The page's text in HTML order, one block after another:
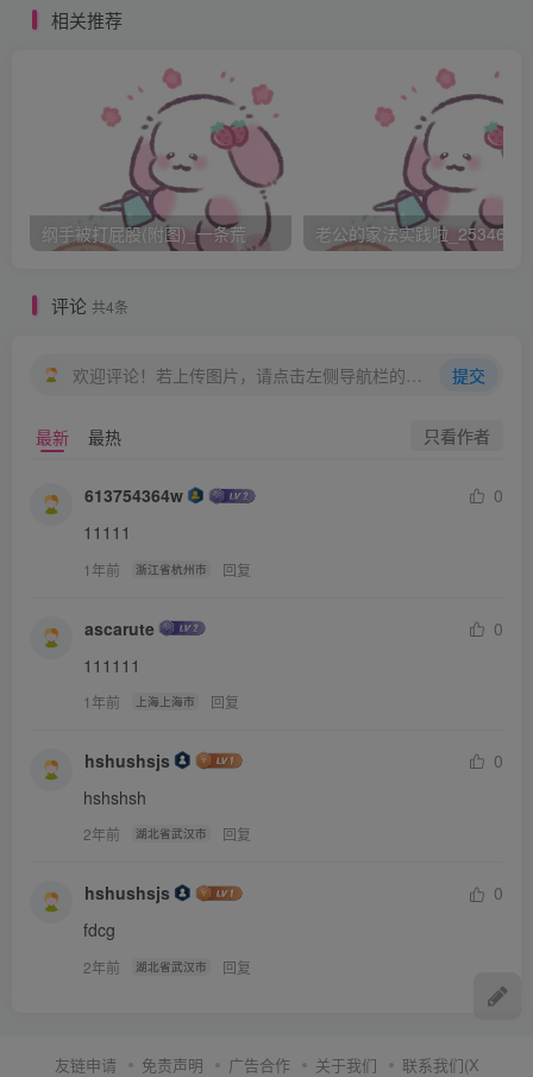
“打哪里？“老师接着大声问。
小君抬头看看那两个椅子，小声说：“打屁股吧“。
老师恩了声，眼睛看眼她们两个的下腰，一个穿牛仔裤，一
个黑色裙子，15，16岁的女孩子，身材苗条，臀部圆挺，娇
小。接着说道：“知道就自己把裤子拉下来吧，连着内裤阿“
“阿“小君和芳敏惊呼。什么？
另外一个不说话的老师从边上拿来了学校的体罚规范，说道
生，受罚部位均为裸露臀部。范围以腰底以下，大腿中部以
“快点，这都是女的，完了我们还有事。“两人终于慢慢脱下
裙子，牛仔裤，放在衣柜上，穿着内裤，被两个老师拉着胳
膊分别拉到那两张45度半竖着的椅子边上。接着，两个老师
让他们贴紧趴在椅子上。脚踝，膝盖，腰，手臂4处，马上被
下的内裤，拉了下来，一个老师又轻拍拍芳敏圆挺的小屁
股，说道：“别紧张，这会打了，下次注意就行“。这样，两
个女孩屁股全露着，身体45度的斜趴在椅子上。
屋内一片安静。两个老师走到电脑操作台前，输入了小君和
芳敏的姓名，年龄，性别等，那个年纪大些，严厉的老师点
击了“开始“。马上，室内的灯都灭了。换成T形架水平端的4
盏灯打开，正好的照在小君和芳敏的屁股上。灯光下，两个
相关推荐
纲手被打屁股(附图)_一条荒 老公的家法实践啦
评论 共4条
欢迎评论！若上传图片，请点击左侧导航栏的图床工具，获取图片链接。 提交
最新 最热 只看作者
613754364w
0
11111
1年前 浙江省杭州市 回复
ascarute
0
111111
1年前 上海上海市 回复
hshushsjs
0
hshshsh
2年前 湖北省武汉市 回复
hshushsjs
0
fdcg
2年前 湖北省武汉市 回复
友链申请 免责声明 广告合作 关于我们
联系我们(X